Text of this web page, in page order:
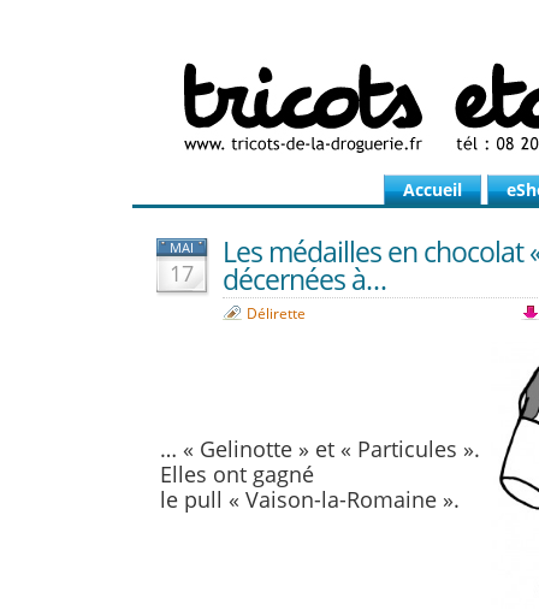
Accueil
MAI
17
Les médailles en chocolat
décernées à…
Délirette
… « Gelinotte » et « Particules ».
Elles ont gagné
le pull « Vaison-la-Romaine ».